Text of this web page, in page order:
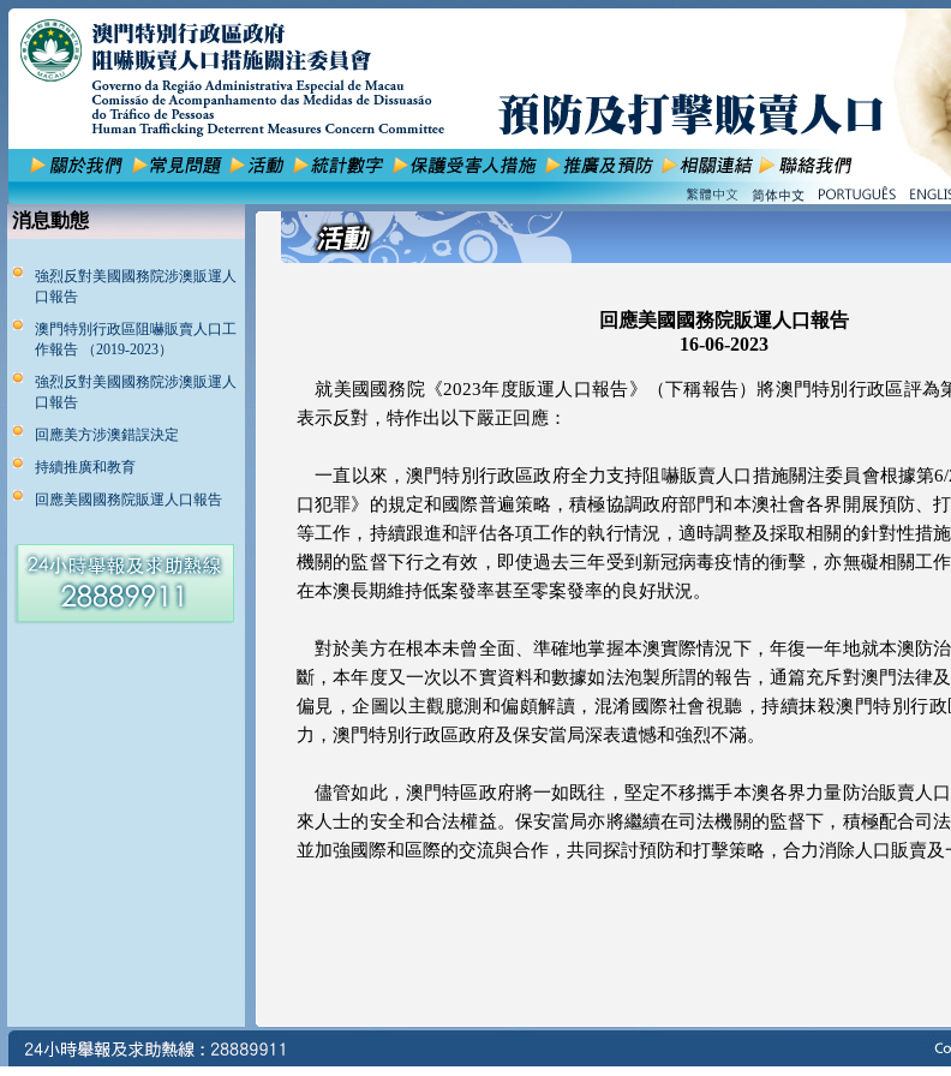
消息動態
強烈反對美國國務院涉澳販運人
口報告
澳門特別行政區阻嚇販賣人口工
作報告 （2019-2023）
強烈反對美國國務院涉澳販運人
口報告
回應美方涉澳錯誤決定
持續推廣和教育
回應美國國務院販運人口報告
回應美國國務院販運人口報告
16-06-2023
就美國國務院《2023年度販運人口報告》（下稱報告）將澳門特別行政區評為
表示反對，特作出以下嚴正回應：
一直以來，澳門特別行政區政府全力支持阻嚇販賣人口措施關注委員會根據第6/
口犯罪》的規定和國際普遍策略，積極協調政府部門和本澳社會各界開展預防、
等工作，持續跟進和評估各項工作的執行情況，適時調整及採取相關的針對性措
機關的監督下行之有效，即使過去三年受到新冠病毒疫情的衝擊，亦無礙相關工
在本澳長期維持低案發率甚至零案發率的良好狀況。
對於美方在根本未曾全面、準確地掌握本澳實際情況下，年復一年地就本澳防
斷，本年度又一次以不實資料和數據如法泡製所謂的報告，通篇充斥對澳門法律
偏見，企圖以主觀臆測和偏頗解讀，混淆國際社會視聽，持續抹殺澳門特別行
力，澳門特別行政區政府及保安當局深表遺憾和強烈不滿。
儘管如此，澳門特區政府將一如既往，堅定不移攜手本澳各界力量防治販賣人
來人士的安全和合法權益。保安當局亦將繼續在司法機關的監督下，積極配合司
並加強國際和區際的交流與合作，共同探討預防和打擊策略，合力消除人口販賣及